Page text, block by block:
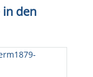
in den